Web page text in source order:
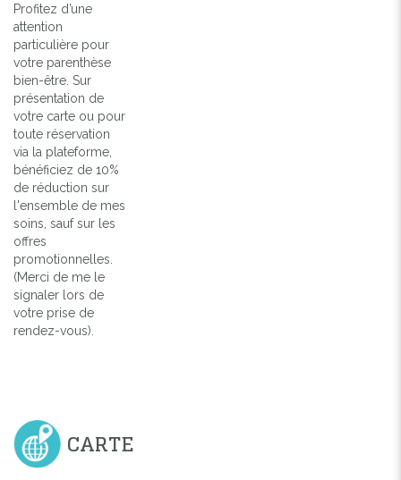
Profitez d’une
attention
particulière pour
votre parenthèse
bien-être. Sur
présentation de
votre carte ou pour
toute réservation
via la plateforme,
bénéficiez de 10%
de réduction sur
l'ensemble de mes
soins, sauf sur les
offres
promotionnelles.
(Merci de me le
signaler lors de
votre prise de
rendez-vous).
CARTE